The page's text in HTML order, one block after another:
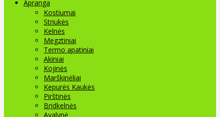
Apranga
Kostiumai
Striukės
Kelnės
Megztiniai
Termo apatiniai
Akiniai
Kojinės
Marškinėliai
Kepurės Kaukės
Pirštinės
Bridkelnės
Avalynė